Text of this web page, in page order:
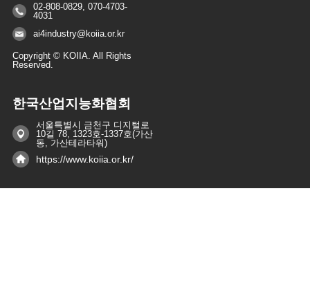
02-808-0829, 070-4703-
4031
ai4industry@koiia.or.kr
Copyright © KOIIA. All Rights
Reserved.
한국산업지능화협회
서울특별시 금천구 디지털로
10길 78, 1323호-1337호(가산
동, 가산테라타워)
https://www.koiia.or.kr/